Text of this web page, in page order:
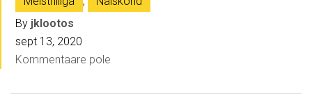
By jklootos
sept 13, 2020
Kommentaare pole